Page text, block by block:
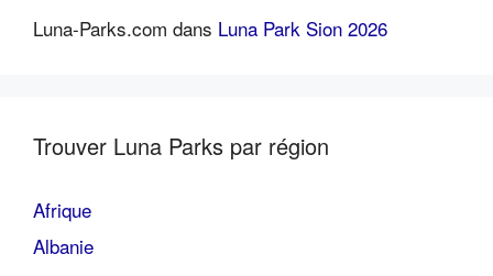
Luna-Parks.com dans Luna Park Sion 2026
Trouver Luna Parks par région
Afrique
Albanie